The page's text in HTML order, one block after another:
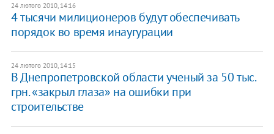
24 лютого 2010, 14:16
4 тысячи милиционеров будут обеспечивать
порядок во время инаугурации
24 лютого 2010, 14:15
В Днепропетровской области ученый за 50 тыс.
грн. «закрыл глаза» на ошибки при
строительстве